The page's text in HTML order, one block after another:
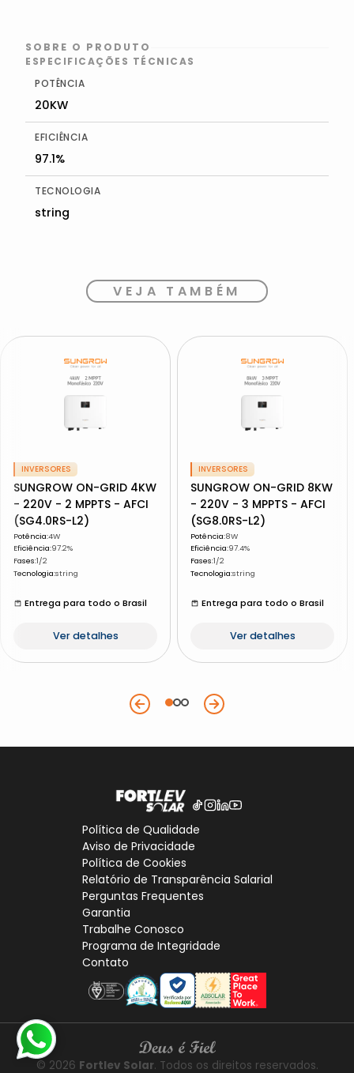
SOBRE O PRODUTO
ESPECIFICAÇÕES TÉCNICAS
POTÊNCIA
20KW
EFICIÊNCIA
97.1%
TECNOLOGIA
string
VEJA TAMBÉM
INVERSORES
SUNGROW ON-GRID 4KW
- 220V - 2 MPPTS - AFCI
(SG4.0RS-L2)
Potência:4W
Eficiência:97.2%
Fases:1/2
Tecnologia:string
Entrega para todo o Brasil
Ver detalhes
INVERSORES
SUNGROW ON-GRID 8KW
- 220V - 3 MPPTS - AFCI
(SG8.0RS-L2)
Potência:8W
Eficiência:97.4%
Fases:1/2
Tecnologia:string
Entrega para todo o Brasil
Ver detalhes
Política de Qualidade
Aviso de Privacidade
Política de Cookies
Relatório de Transparência Salarial
Perguntas Frequentes
Garantia
Trabalhe Conosco
Programa de Integridade
Contato
© 2026 Fortlev Solar. Todos os direitos reservados.